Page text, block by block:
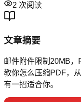
2 次阅读
文章摘要
邮件附件限制20MB，
教你怎么压缩PDF，
有一招适合你。